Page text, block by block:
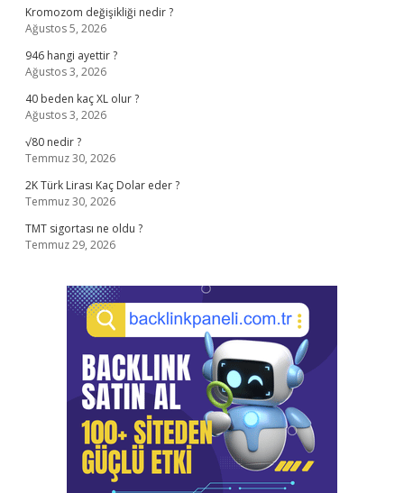
Kromozom değişikliği nedir ?
Ağustos 5, 2026
946 hangi ayettir ?
Ağustos 3, 2026
40 beden kaç XL olur ?
Ağustos 3, 2026
√80 nedir ?
Temmuz 30, 2026
2K Türk Lirası Kaç Dolar eder ?
Temmuz 30, 2026
TMT sigortası ne oldu ?
Temmuz 29, 2026